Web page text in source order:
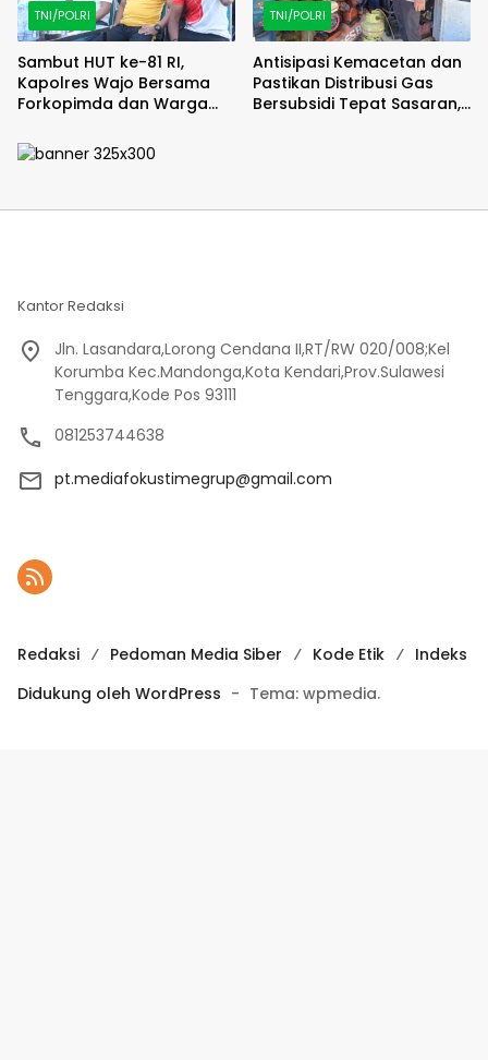
TNI/POLRI
Sambut HUT ke-81 RI,
Kapolres Wajo Bersama
Forkopimda dan Warga
Karung
TNI/POLRI
Antisipasi Kemacetan dan
Pastikan Distribusi Gas
Bersubsidi Tepat Sasaran,
Kantor Redaksi
Jln. Lasandara,Lorong Cendana II,RT/RW 020/008;Kel
Korumba Kec.Mandonga,Kota Kendari,Prov.Sulawesi
Tenggara,Kode Pos 93111
081253744638
pt.mediafokustimegrup@gmail.com
Redaksi Pedoman Media Siber Kode Etik
Indeks
Didukung oleh WordPress - Tema: wpmedia.